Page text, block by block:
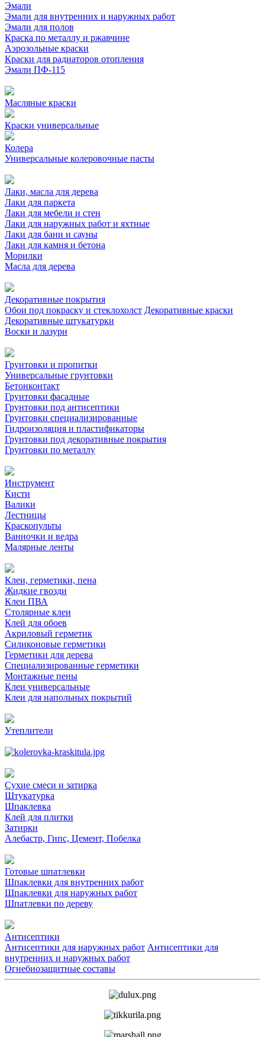
Эмали
Эмали для внутренних и наружных работ
Эмали для полов
Краска по металлу и ржавчине
Аэрозольные краски
Краски для радиаторов отопления
Эмали ПФ-115
Масляные краски
Краски универсальные
Колера
Универсальные колеровочные пасты
Лаки, масла для дерева
Лаки для паркета
Лаки для мебели и стен
Лаки для наружных работ и яхтные
Лаки для бани и сауны
Лаки для камня и бетона
Морилки
Масла для дерева
Декоративные покрытия
Обои под покраску и стеклохолст Декоративные краски
Декоративные штукатурки
Воски и лазури
Грунтовки и пропитки
Универсальные грунтовки
Бетонконтакт
Грунтовки фасадные
Грунтовки под антисептики
Грунтовки специализированные
Гидроизоляция и пластификаторы
Грунтовки под декоративные покрытия
Грунтовки по металлу
Инструмент
Кисти
Валики
Лестницы
Краскопульты
Ванночки и ведра
Малярные ленты
Клеи, герметики, пена
Жидкие гвозди
Клеи ПВА
Столярные клеи
Клей для обоев
Акриловый герметик
Силиконовые герметики
Герметики для дерева
Специализированные герметики
Монтажные пены
Клеи универсальные
Клеи для напольных покрытий
Утеплители
Сухие смеси и затирка
Штукатурка
Шпаклевка
Клей для плитки
Затирки
Алебастр, Гипс, Цемент, Побелка
Готовые шпатлевки
Шпаклевки для внутренних работ
Шпаклевки для наружных работ
Шпатлевки по дереву
Антисептики
Антисептики для наружных работ Антисептики для
внутренних и наружных работ
Огнебиозащитные составы